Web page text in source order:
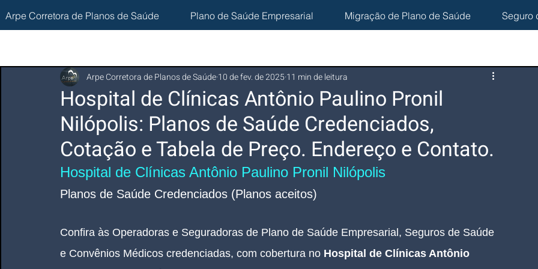
Arpe Corretora de Planos de Saúde Plano de Saúde Empresarial Migração de Plano de Saúde Seguro
Hospital de Clínicas Antônio Paulino Pronil
Nilópolis: Planos de Saúde Credenciados,
Cotação e Tabela de Preço. Endereço e Contato.
Arpe Corretora de Planos de Saúde10 de fev. de 202511 min de leitura
Hospital de Clínicas Antônio Paulino Pronil Nilópolis
Planos de Saúde Credenciados (Planos aceitos)
Confira às Operadoras e Seguradoras de Plano de Saúde Empresarial, Seguros de Saúde
e Convênios Médicos credenciadas, com cobertura no Hospital de Clínicas Antônio